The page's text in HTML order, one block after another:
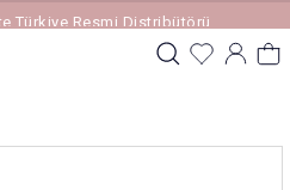
Türkiye Resmi Distribütörü